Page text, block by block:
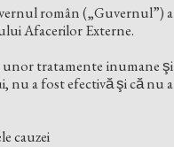
român („Guvernul”) a
Afacerilor Externe.
unor tratamente inumane şi
nu a fost efectivă şi că nu a
cauzei